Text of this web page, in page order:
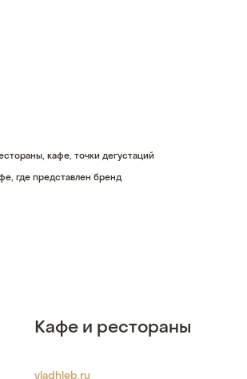
кафе, точки дегустаций
где представлен бренд
Кафе и рестораны
vladhleb.ru